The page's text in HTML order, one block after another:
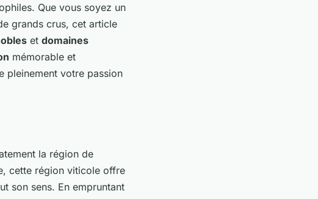
Que vous soyez un
grands crus, cet article
et domaines
mémorable et
pleinement votre passion
la région de
cette région viticole offre
son sens. En empruntant